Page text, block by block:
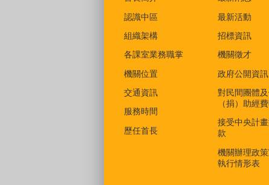
認識中區
組織架構
各課室業務職掌
機關位置
交通資訊
服務時間
歷任首長
最新活動
招標資訊
機關徵才
政府公開資訊
對民間團體
（捐）助經
接受中央計
款
機關辦理政
執行情形表